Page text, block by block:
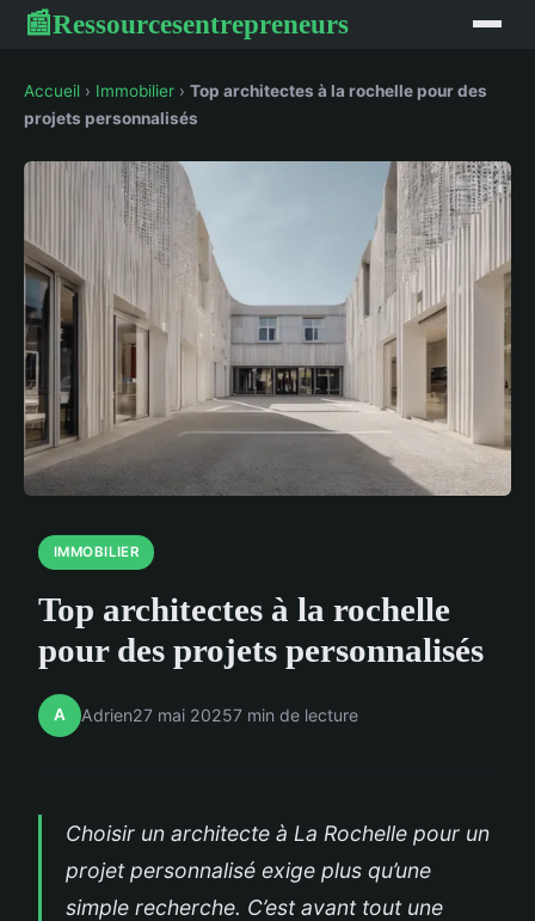
📰Ressourcesentrepreneurs
Accueil › Immobilier › Top architectes à la rochelle pour des
projets personnalisés
IMMOBILIER
Top architectes à la rochelle
pour des projets personnalisés
A Adrien27 mai 20257 min de lecture
Choisir un architecte à La Rochelle pour un
projet personnalisé exige plus qu’une
simple recherche. C’est avant tout une